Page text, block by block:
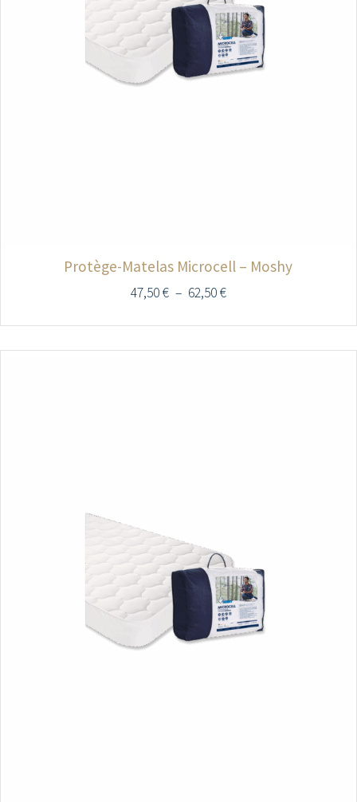
Protège-Matelas Microcell – Moshy
47,50€ – 62,50€